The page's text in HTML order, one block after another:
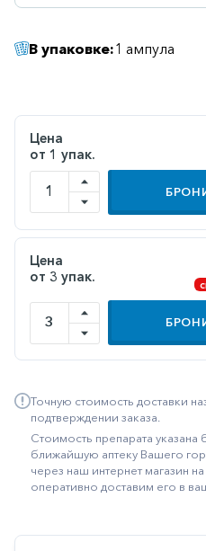
Гинекология
Диабетические
Желудочно-
кишечные
Иммунодепрессанты
Климактерические
Метаболизм
Минеральный
обмен
Наружные
средства
Неврологические
Остеопороз
В упаковке:1 ампула
Цена
от 1 упак.
Цена
от 3 упак.
Точную стоимость доставки
подтверждении заказа.
Стоимость препарата указана
ближайшую аптеку Вашего
через наш интернет магазин
оперативно доставим его в